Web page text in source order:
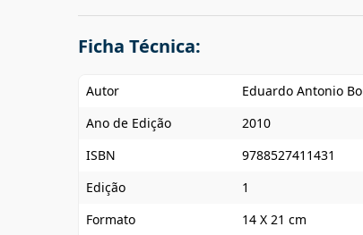
Ficha Técnica:
Autor
Eduardo Antonio
Ano de Edição
2010
ISBN
9788527411431
Edição
1
Formato
14 X 21 cm